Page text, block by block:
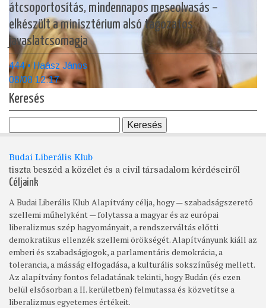
átcsoportosítás, mindennapos meseolvasás –
elkészült a minisztérium alsó tagozatos
javaslatcsomagja
444 • Haász János
08/08 12:17
Keresés
Budai Liberális Klub
tiszta beszéd a közélet és a civil társadalom kérdéseiről
Céljaink
A Budai Liberális Klub Alapítvány célja, hogy — szabadságszerető
szellemi műhelyként — folytassa a magyar és az európai
liberalizmus szép hagyományait, a rendszerváltás előtti
demokratikus ellenzék szellemi örökségét. Alapítványunk kiáll az
emberi és szabadságjogok, a parlamentáris demokrácia, a
tolerancia, a másság elfogadása, a kulturális sokszínűség mellett.
Az alapítvány fontos feladatának tekinti, hogy Budán (és ezen
belül elsősorban a II. kerületben) felmutassa és közvetítse a
liberalizmus egyetemes értékeit.